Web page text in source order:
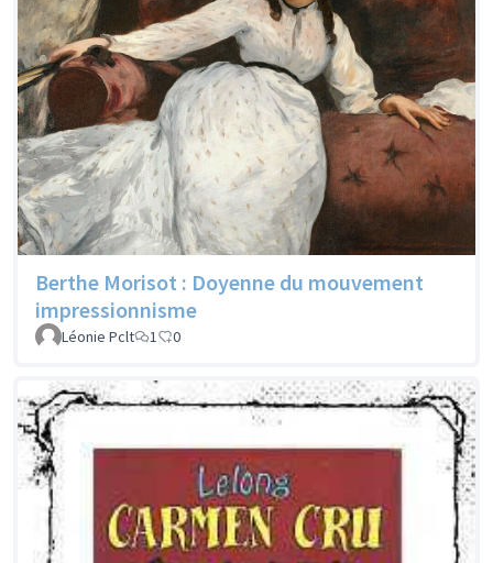
Berthe Morisot : Doyenne du mouvement
impressionnisme
Léonie Pclt 1 0